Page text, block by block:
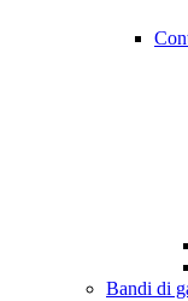
Bandi di